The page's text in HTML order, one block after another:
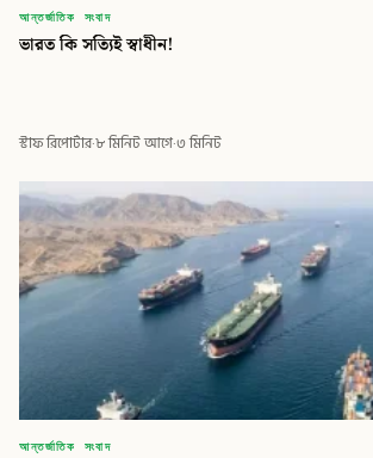
আন্তর্জাতিক সংবাদ
ভারত কি সত্যিই স্বাধীন!
স্টাফ রিপোর্টার·৮ মিনিট আগে·৩ মিনিট
আন্তর্জাতিক সংবাদ